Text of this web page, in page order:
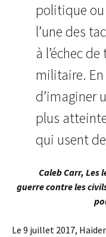
politique
l’une des
à l’échec
militaire.
d’imaginer
plus
qui usent
Caleb Carr, Les
guerre contre les
Le 9 juillet 2017,